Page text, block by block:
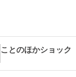
ことのほかショック